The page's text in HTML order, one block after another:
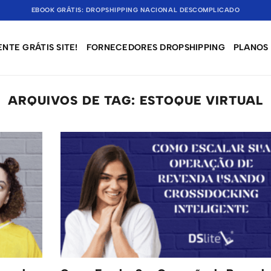
EBOOK GRÁTIS: DROPSHIPPING NACIONAL DESCOMPLICADO
GRÁTIS SITE! FORNECEDORES DROPSHIPPING PLANOS
ARQUIVOS DE TAG: ESTOQUE VIRTUAL